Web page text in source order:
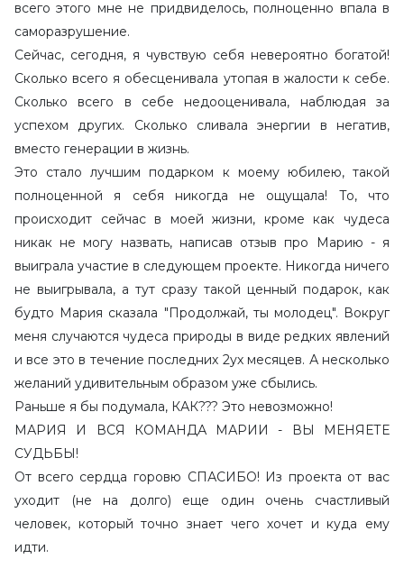
всего этого мне не придвиделось, полноценно впала в
саморазрушение.
Сейчас, сегодня, я чувствую себя невероятно богатой!
Сколько всего я обесценивала утопая в жалости к себе.
Сколько всего в себе недооценивала, наблюдая за
успехом других. Сколько сливала энергии в негатив,
вместо генерации в жизнь.
Это стало лучшим подарком к моему юбилею, такой
полноценной я себя никогда не ощущала! То, что
происходит сейчас в моей жизни, кроме как чудеса
никак не могу назвать, написав отзыв про Марию - я
выиграла участие в следующем проекте. Никогда ничего
не выигрывала, а тут сразу такой ценный подарок, как
будто Мария сказала "Продолжай, ты молодец". Вокруг
меня случаются чудеса природы в виде редких явлений
и все это в течение последних 2ух месяцев. А несколько
желаний удивительным образом уже сбылись.
Раньше я бы подумала, КАК??? Это невозможно!
МАРИЯ И ВСЯ КОМАНДА МАРИИ - ВЫ МЕНЯЕТЕ
СУДЬБЫ!
От всего сердца горовю СПАСИБО! Из проекта от вас
уходит (не на долго) еще один очень счастливый
человек, который точно знает чего хочет и куда ему
идти.